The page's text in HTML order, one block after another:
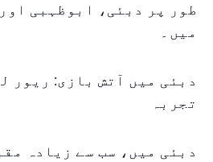
طور پر دبئی، ابوظہبی
میں۔
دبئی میں آتش بازی: ریور
تجربہ
دبئی میں، سب سے زیادہ